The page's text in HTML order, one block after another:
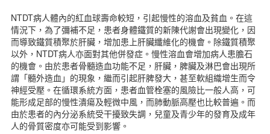
最新動向
地貧資訊
地貧活動
資訊天地
表格下載
新聞資訊
聯絡我們
簡體版
NTDT病人體內的紅血球壽命較短，引起慢性的溶血及貧血。在這
情況下，為了彌補不足，患者身體鐵質的新陳代謝會出現變化，因
而導致鐵質積聚於肝臟，增加患上肝臟纖維化的機會。除鐵質積聚
以外，NTDT病人亦面對其他併發症。慢性溶血會增加病人患膽石
的機會。由於患者骨髓造血功能不足，肝臟，脾臟及淋巴會出現所
謂「髓外造血」的現象，繼而引起肝脾發大，甚至軟組織增生而令
神經受壓。在循環系統方面，患者血管栓塞的風險比一般人高，可
能形成足部的慢性潰瘍及輕微中風，而肺動脈高壓也比較普遍。而
由於患者的內分泌系統受干擾致失調，兒童及青少年的發育及成年
人的骨質密度亦可能受到影響。